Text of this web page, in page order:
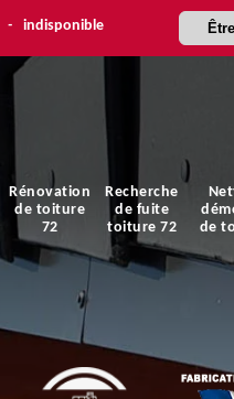
- indisponible
Rénovation
de toiture
72
Recherche
de fuite
toiture 72
de